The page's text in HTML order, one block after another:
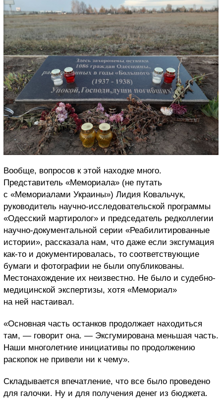
Вообще, вопросов к этой находке много.
Представитель «Мемориала» (не путать
с «Мемориалами Украины») Лидия Ковальчук,
руководитель научно-исследовательской программы
«Одесский мартиролог» и председатель редколлегии
научно-документальной серии «Реабилитированные
истории», рассказала нам, что даже если эксгумация
как-то и документировалась, то соответствующие
бумаги и фотографии не были опубликованы.
Местонахождение их неизвестно. Не было и судебно-
медицинской экспертизы, хотя «Мемориал»
на ней настаивал.
«Основная часть останков продолжает находиться
там, — говорит она. — Эксгумирована меньшая часть.
Наши многолетние инициативы по продолжению
раскопок не привели ни к чему».
Складывается впечатление, что все было проведено
для галочки. Ну и для получения денег из бюджета.